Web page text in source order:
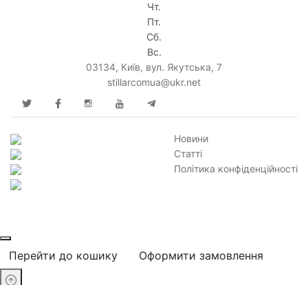
Чт.
Пт.
Сб.
Вс.
03134, Київ, вул. Якутська, 7
stillarcomua@ukr.net
Новини
Статті
Політика конфіденційності
Перейти до кошику Оформити замовлення